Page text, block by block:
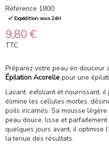
Référence 1800
Expédition sous 24H
9,80 €
TTC
Préparez votre peau en douceur
Épilation Acorellepour une
Lavant, exfoliant et nourrissant,
élimine les cellules mortes,
poils incarnés. Sa mousse
peau douce, lisse et
quelques jours avant, il optimise
la tenue des résultats.